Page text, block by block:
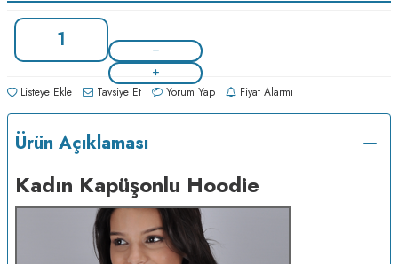
Listeye Ekle Tavsiye Et Yorum Yap Fiyat Alarmı
Ürün Açıklaması
Kadın Kapüşonlu Hoodie